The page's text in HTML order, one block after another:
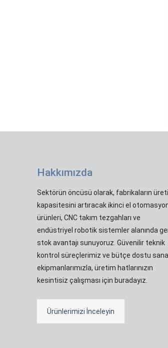
Hakkımızda
Sektörün öncüsü olarak, fabrikaların
kapasitesini artıracak ikinci el
ürünleri, CNC takım tezgahları ve
endüstriyel robotik sistemler alanında
stok avantajı sunuyoruz. Güvenilir teknik
kontrol süreçlerimiz ve bütçe dostu
ekipmanlarımızla, üretim hatlarınızın
kesintisiz çalışması için buradayız.
Ürünlerimizi İnceleyin